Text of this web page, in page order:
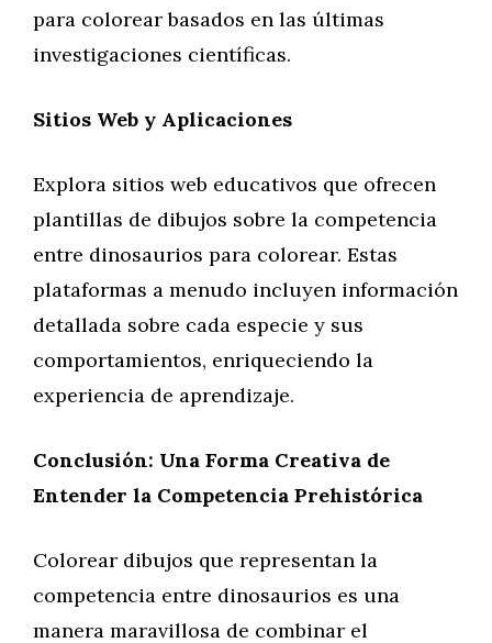
para colorear basados en las últimas
investigaciones científicas.
Sitios Web y Aplicaciones
Explora sitios web educativos que ofrecen
plantillas de dibujos sobre la competencia
entre dinosaurios para colorear. Estas
plataformas a menudo incluyen información
detallada sobre cada especie y sus
comportamientos, enriqueciendo la
experiencia de aprendizaje.
Conclusión: Una Forma Creativa de
Entender la Competencia Prehistórica
Colorear dibujos que representan la
competencia entre dinosaurios es una
manera maravillosa de combinar el